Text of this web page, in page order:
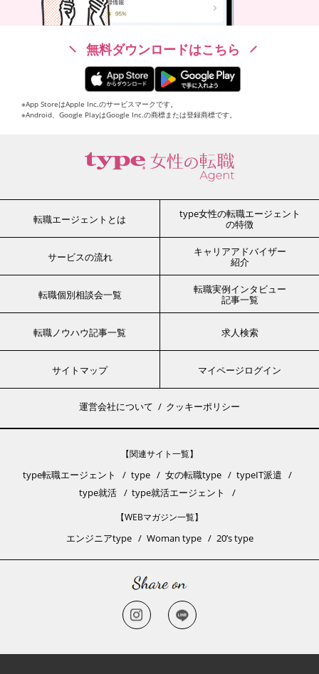
無料ダウンロードはこちら
※App StoreはApple Inc.のサービスマークです。
※Android、Google PlayはGoogle Inc.の商標または登録商標です。
転職エージェントとは
type女性の転職エージェント
の特徴
サービスの流れ
キャリアアドバイザー
紹介
転職個別相談会一覧
転職実例インタビュー
記事一覧
転職ノウハウ記事一覧 求人検索
サイトマップ マイページログイン
運営会社について クッキーポリシー
【関連サイト一覧】
type転職エージェント type 女の転職type
typeIT派遣
type就活
type就活エージェント
【WEBマガジン一覧】
エンジニアtype Woman type 20’s type